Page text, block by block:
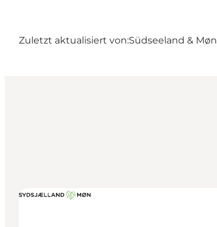
Zuletzt aktualisiert von:Südseeland & Møn